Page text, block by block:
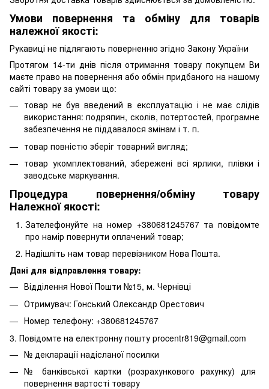
Умови повернення та обміну для товарів
належної якості:
Рукавиці не підлягають поверненню згідно Закону України
Протягом 14-ти днів після отримання товару покупцем Ви
маєте право на повернення або обмін придбаного на нашому
сайті товару за умови що:
товар не був введений в експлуатацію і не має слідів
використання: подряпин, сколів, потертостей, програмне
забезпечення не піддавалося змінам і т. п.
товар повністю зберіг товарний вигляд;
товар укомплектований, збережені всі ярлики, плівки і
заводське маркування.
Процедура повернення/обміну товару
Належної якості:
Зателефонуйте на номер +380681245767 та повідомте
про намір повернути оплачений товар;
Надішліть нам товар перевізником Нова Пошта.
Дані для відправлення товару:
Відділення Нової Пошти №15, м. Чернівці
Отримувач: Гонський Олександр Орестович
Номер телефону: +380681245767
3. Повідомте на електронну пошту procentr819@gmail.com
№ декларації надісланої посилки
№ банківської картки (розрахункового рахунку) для
повернення вартості товару